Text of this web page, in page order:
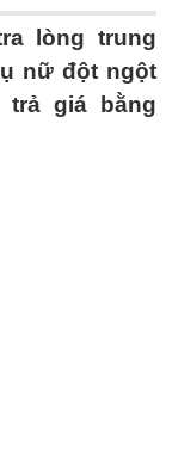
lòng trung
nữ đột ngột
trả giá bằng